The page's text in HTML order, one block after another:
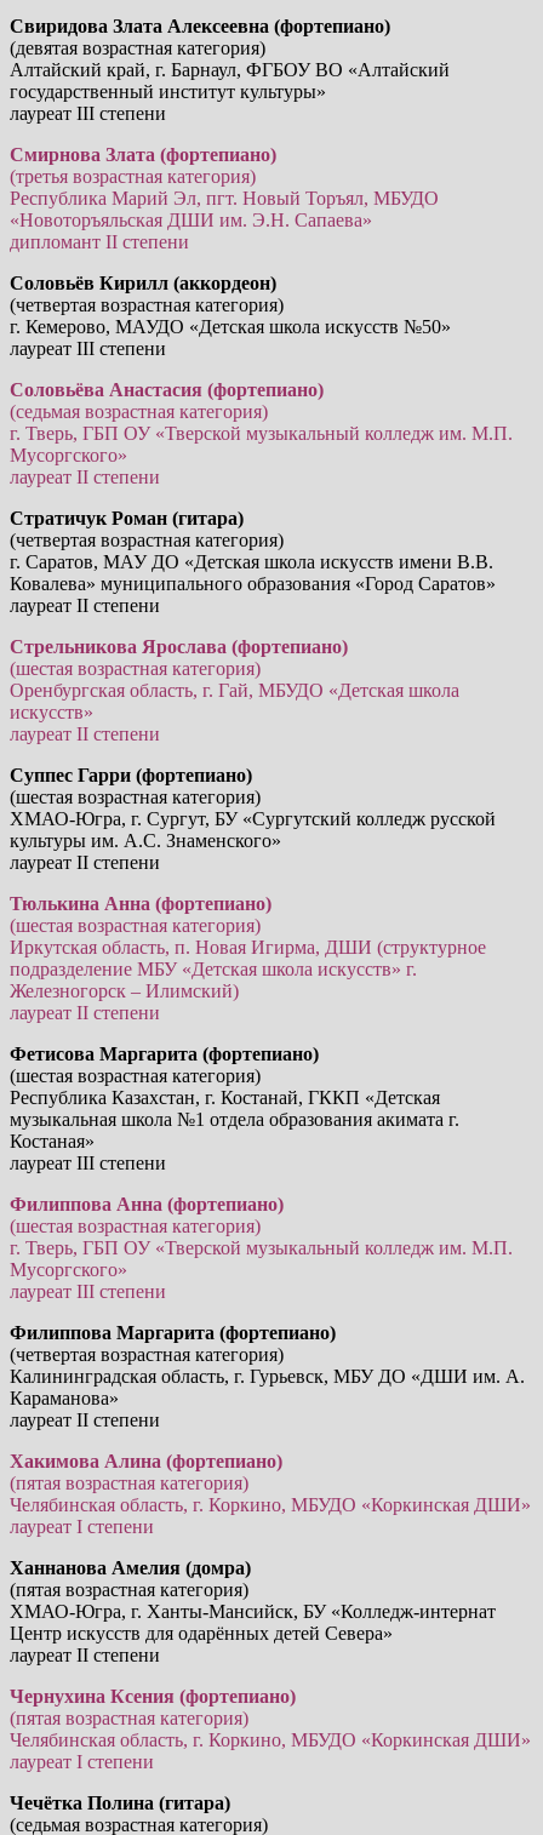
Свиридова Злата Алексеевна (фортепиано)
(девятая возрастная категория)
Алтайский край, г. Барнаул, ФГБОУ ВО «Алтайский
государственный институт культуры»
лауреат III степени
Смирнова Злата (фортепиано)
(третья возрастная категория)
Республика Марий Эл, пгт. Новый Торъял, МБУДО
«Новоторъяльская ДШИ им. Э.Н. Сапаева»
дипломант II степени
Соловьёв Кирилл (аккордеон)
(четвертая возрастная категория)
г. Кемерово, МАУДО «Детская школа искусств №50»
лауреат III степени
Соловьёва Анастасия (фортепиано)
(седьмая возрастная категория)
г. Тверь, ГБП ОУ «Тверской музыкальный колледж им. М.П.
Мусоргского»
лауреат II степени
Стратичук Роман (гитара)
(четвертая возрастная категория)
г. Саратов, МАУ ДО «Детская школа искусств имени В.В.
Ковалева» муниципального образования «Город Саратов»
лауреат II степени
Стрельникова Ярослава (фортепиано)
(шестая возрастная категория)
Оренбургская область, г. Гай, МБУДО «Детская школа
искусств»
лауреат II степени
Суппес Гарри (фортепиано)
(шестая возрастная категория)
ХМАО-Югра, г. Сургут, БУ «Сургутский колледж русской
культуры им. А.С. Знаменского»
лауреат II степени
Тюлькина Анна (фортепиано)
(шестая возрастная категория)
Иркутская область, п. Новая Игирма, ДШИ (структурное
подразделение МБУ «Детская школа искусств» г.
Железногорск – Илимский)
лауреат II степени
Фетисова Маргарита (фортепиано)
(шестая возрастная категория)
Республика Казахстан, г. Костанай, ГККП «Детская
музыкальная школа №1 отдела образования акимата г.
Костаная»
лауреат III степени
Филиппова Анна (фортепиано)
(шестая возрастная категория)
г. Тверь, ГБП ОУ «Тверской музыкальный колледж им. М.П.
Мусоргского»
лауреат III степени
Филиппова Маргарита (фортепиано)
(четвертая возрастная категория)
Калининградская область, г. Гурьевск, МБУ ДО «ДШИ им. А.
Караманова»
лауреат II степени
Хакимова Алина (фортепиано)
(пятая возрастная категория)
Челябинская область, г. Коркино, МБУДО «Коркинская ДШИ»
лауреат I степени
Ханнанова Амелия (домра)
(пятая возрастная категория)
ХМАО-Югра, г. Ханты-Мансийск, БУ «Колледж-интернат
Центр искусств для одарённых детей Севера»
лауреат II степени
Чернухина Ксения (фортепиано)
(пятая возрастная категория)
Челябинская область, г. Коркино, МБУДО «Коркинская ДШИ»
лауреат I степени
Чечётка Полина (гитара)
(седьмая возрастная категория)